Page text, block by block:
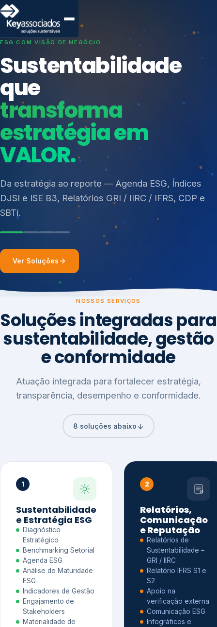
SISTEMAS DE GESTÃO OTIMIZADOS E INTEGRADOS
Conformidade que
protege seu
negócio.
Consultoria, auditoria e treinamentos em ISO 27001,
ISO 27701, ISO 42001, ISO 37001, ISO 9001, ISO
14001, ISO 45001, ONA e PNQ — Gestão de
resíduos sólidos (PGRS/PMGRS).
Índices de Mercado
Mudanças Climáticas
Reputação e Cadeia
Reporte Regulatório
Ver Soluções
NOSSOS SERVIÇOS
Soluções integradas para
sustentabilidade, gestão
e conformidade
Atuação integrada para fortalecer estratégia,
transparência, desempenho e conformidade.
8 soluções abaixo
1
Sustentabilidade
e Estratégia ESG
Diagnóstico
Estratégico
Benchmarking Setorial
Agenda ESG
Análise de Maturidade
ESG
Indicadores de Gestão
Engajamento de
Stakeholders
Materialidade de
2
Relatórios,
Comunicação
e Reputação
Relatórios de
Sustentabilidade –
GRI / IIRC
Relatório IFRS S1 e
S2
Apoio na
verificação externa
Comunicação ESG
Infográficos e